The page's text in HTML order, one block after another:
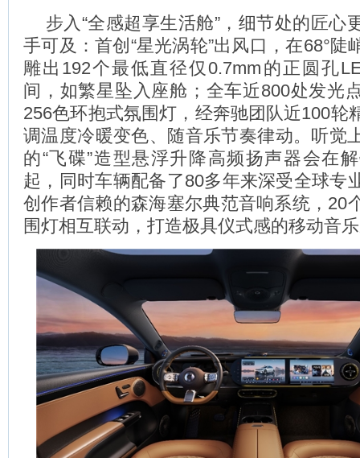
步入“全感超享生活舱”，细节处的匠心
手可及：首创“星光涡轮”出风口，在68°陡
雕出192个最低直径仅0.7mm的正圆孔
间，如繁星坠入座舱；全车近800处发光
256色环抱式氛围灯，经奔驰团队近100轮
调温度冷暖变色、随音乐节奏律动。听觉
的“飞碟”造型悬浮升降高频扬声器会在
起，同时车辆配备了80多年来深受全球专
创作者信赖的森海塞尔典范音响系统，20
围灯相互联动，打造极具仪式感的移动音